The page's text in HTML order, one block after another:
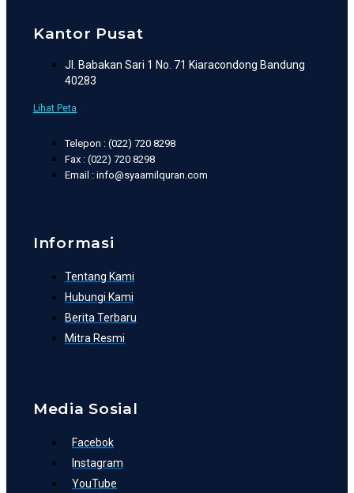
Kantor Pusat
Jl. Babakan Sari 1 No. 71 Kiaracondong Bandung
40283
Lihat Peta
Telepon : (022) 720 8298
Fax : (022) 720 8298
Email : info@syaamilquran.com
Informasi
Tentang Kami
Hubungi Kami
Berita Terbaru
Mitra Resmi
Media Sosial
Facebok
Instagram
YouTube